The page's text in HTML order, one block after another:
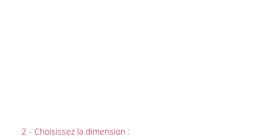
2 - Choisissez la dimension :